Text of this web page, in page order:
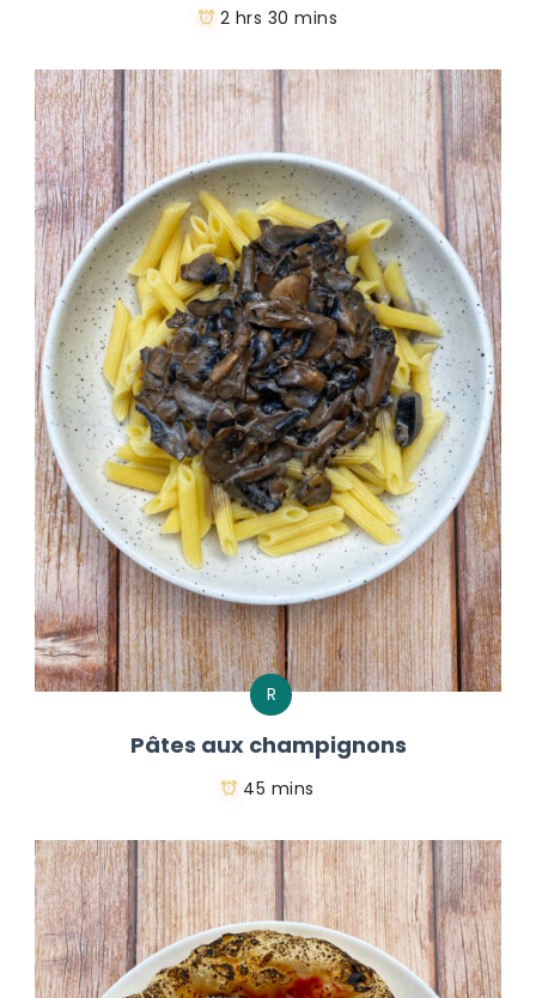
2 hrs 30 mins
R
Pâtes aux champignons
45 mins